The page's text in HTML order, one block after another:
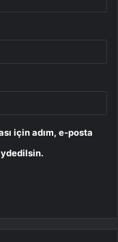
için adım, e-posta